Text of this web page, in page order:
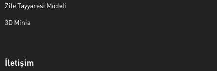
Zile Tayyaresi Modeli
3D Minia
İletişim